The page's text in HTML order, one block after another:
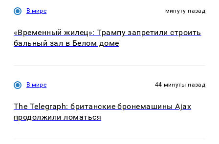
В мире минуту назад
«Временный жилец»: Трампу запретили строить
бальный зал в Белом доме
В мире 44 минуты назад
The Telegraph: британские бронемашины Ajax
продолжили ломаться